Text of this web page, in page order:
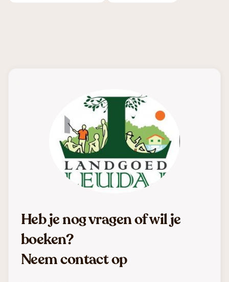
Heb je nog vragen of wil je
boeken?
Neem contact op